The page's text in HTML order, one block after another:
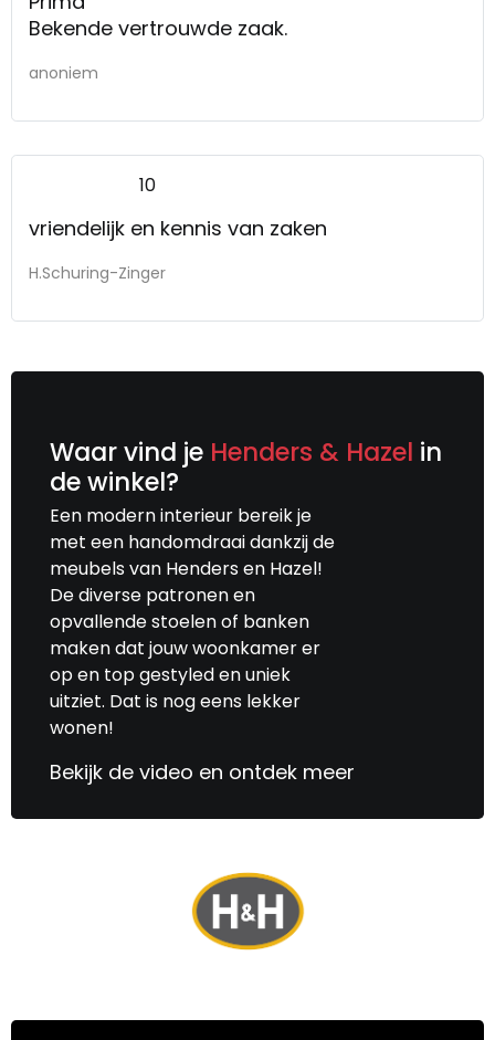
Bekende vertrouwde zaak.
anoniem
10
vriendelijk en kennis van zaken
H.Schuring-Zinger
Waar vind je Henders & Hazel in
de winkel?
Een modern interieur bereik je
met een handomdraai dankzij de
meubels van Henders en Hazel!
De diverse patronen en
opvallende stoelen of banken
maken dat jouw woonkamer er
op en top gestyled en uniek
uitziet. Dat is nog eens lekker
wonen!
Bekijk de video en ontdek meer